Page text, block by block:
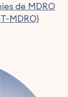
de MDRO
MDRO)